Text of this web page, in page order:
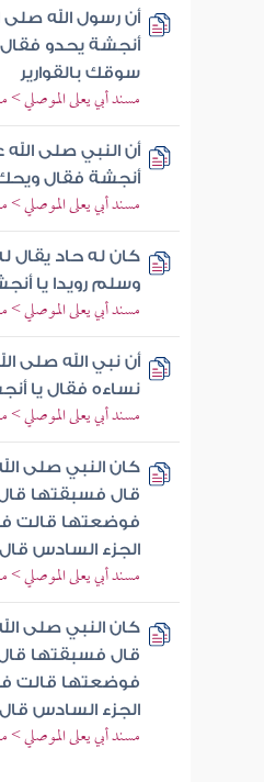
أن رسول الله صلى
أنجشة يحدو فقال
سوقك بالقوارير
مسند أبي يعلى الموصلي
أن النبي صلى
أنجشة فقال ويحك
مسند أبي يعلى الموصلي
كان له حاد يقال
وسلم رويدا يا
مسند أبي يعلى الموصلي
أن نبي الله صلى
نساءه فقال يا
مسند أبي يعلى الموصلي
كان النبي صلى
قال فسبقتها
فوضعتها قالت
الجزء السادس
مسند أبي يعلى الموصلي
كان النبي صلى
قال فسبقتها
فوضعتها قالت
الجزء السادس
مسند أبي يعلى الموصلي